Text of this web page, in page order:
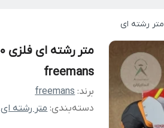
متر رشته ای
freemans
برند: freemans
دسته‌بندی:متر رشته ای